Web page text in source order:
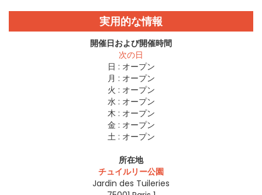
実用的な情報
開催日および開催時間
次の日
日 : オープン
月 : オープン
火 : オープン
水 : オープン
木 : オープン
金 : オープン
土 : オープン
所在地
チュイルリー公園
Jardin des Tuileries